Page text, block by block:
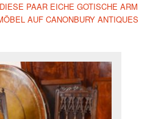
PAAR EICHE GOTISCHE ARM
AUF CANONBURY ANTIQUES